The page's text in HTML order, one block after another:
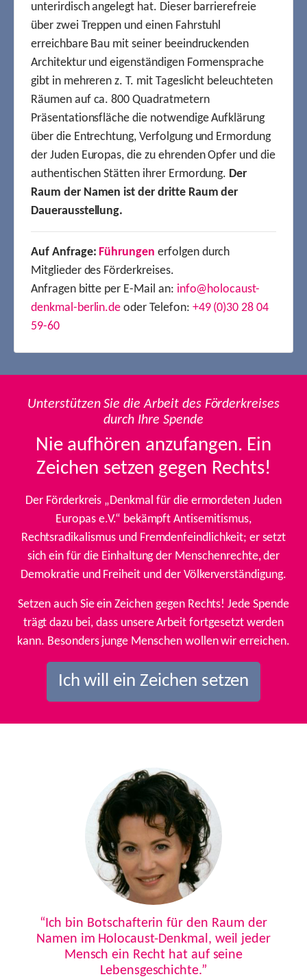
unterirdisch angelegt hat. Dieser barrierefreie
über zwei Treppen und einen Fahrstuhl
erreichbare Bau mit seiner beeindruckenden
Architektur und eigenständigen Formensprache
gibt in mehreren z. T. mit Tageslicht beleuchteten
Räumen auf ca. 800 Quadratmetern
Präsentationsfläche die notwendige Aufklärung
über die Entrechtung, Verfolgung und Ermordung
der Juden Europas, die zu ehrenden Opfer und die
authentischen Stätten ihrer Ermordung. Der
Raum der Namen ist der dritte Raum der
Dauerausstellung.
Auf Anfrage: Führungen erfolgen durch
Mitglieder des Förderkreises.
Anfragen bitte per E-Mail an: info@holocaust-
denkmal-berlin.de oder Telefon: +49 (0)30 28 04
59-60
Unterstützen Sie die Arbeit des Förderkreises
durch Ihre Spende
Nie aufhören anzufangen. Ein
Zeichen setzen gegen Rechts!
Der Förderkreis „Denkmal für die ermordeten Juden
Europas e.V.“ bekämpft Antisemitismus,
Rechtsradikalismus und Fremdenfeindlichkeit; er setzt
sich ein für die Einhaltung der Menschenrechte, der
Demokratie und Freiheit und der Völkerverständigung.
Setzen auch Sie ein Zeichen gegen Rechts! Jede Spende
trägt dazu bei, dass unsere Arbeit fortgesetzt werden
kann. Besonders junge Menschen wollen wir erreichen.
Ich will ein Zeichen setzen
“Ich bin Botschafterin für den Raum der
Namen im Holocaust-Denkmal, weil jeder
Mensch ein Recht hat auf seine
Lebensgeschichte.”